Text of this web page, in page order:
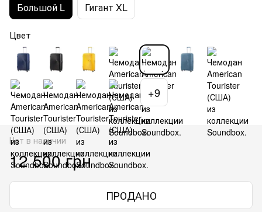
Большой L Гигант XL
Цвет
+9
Нет в наличии
12 500 грн
ПРОДАНО